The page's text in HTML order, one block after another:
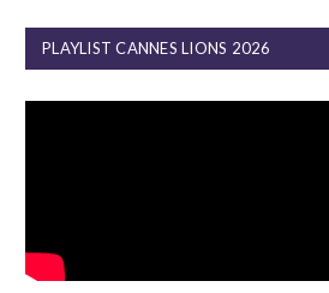
PLAYLIST CANNES LIONS 2026